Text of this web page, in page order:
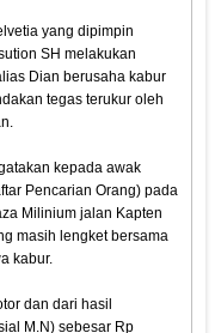
yang dipimpin
SH melakukan
Dian berusaha kabur
tegas terukur oleh
kepada awak
Pencarian Orang) pada
Milinium jalan Kapten
masih lengket bersama
kabur.
dan dari hasil
M.N) sebesar Rp